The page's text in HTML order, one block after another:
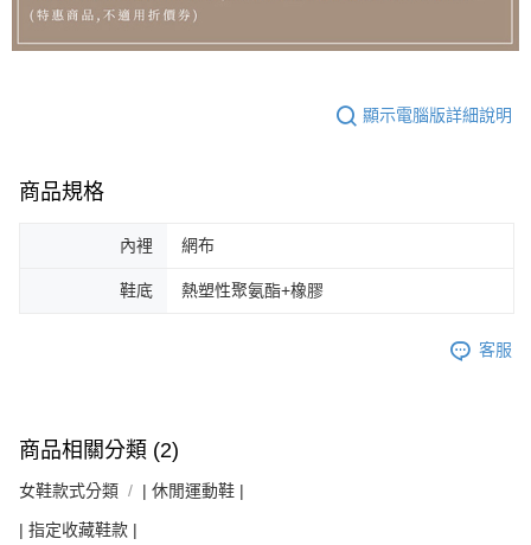
顯示電腦版詳細說明
商品規格
內裡 網布
鞋底 熱塑性聚氨酯+橡膠
客服
商品相關分類 (2)
女鞋款式分類 | 休閒運動鞋 |
| 指定收藏鞋款 |